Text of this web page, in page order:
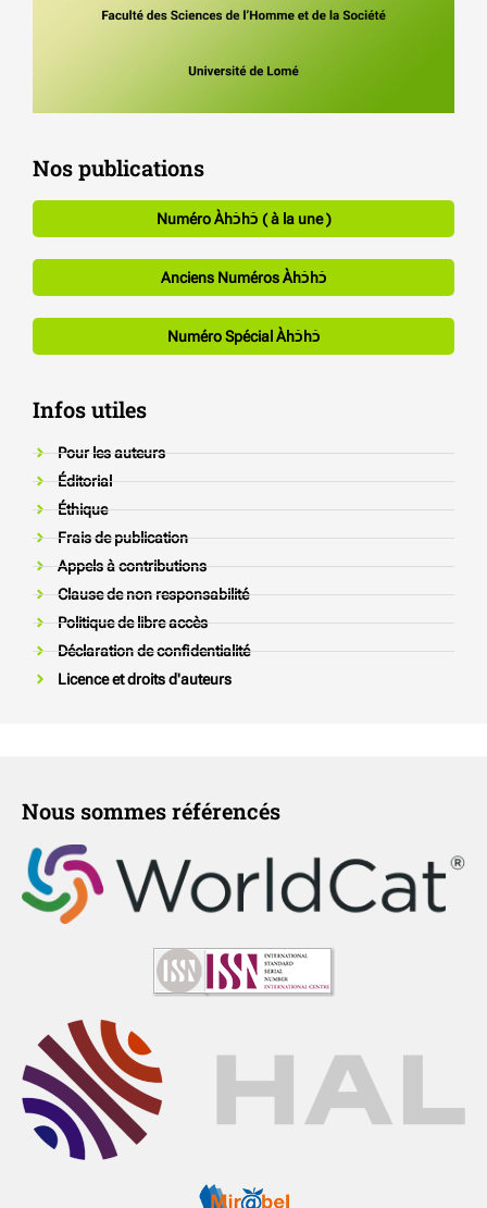
Nos publications
Numéro Àhכֿhכֿ ( à la une )
Anciens Numéros Àhכֿhכֿ
Numéro Spécial Àhכֿhכֿ
Infos utiles
Pour les auteurs
Éditorial
Éthique
Frais de publication
Appels à contributions
Clause de non responsabilité
Politique de libre accès
Déclaration de confidentialité
Licence et droits d'auteurs
Nous sommes référencés